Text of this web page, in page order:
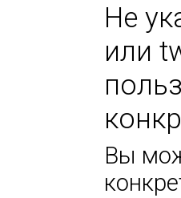
Не
или
Вы